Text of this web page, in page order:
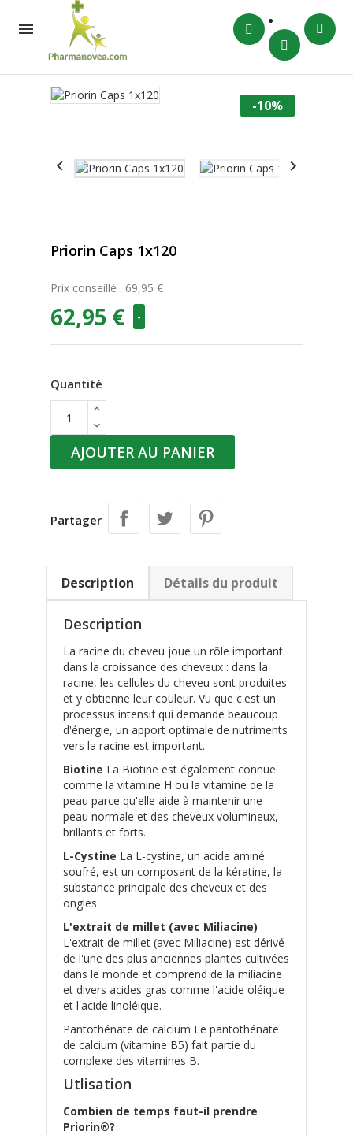

-10%
 
Priorin Caps 1x120
Prix conseillé : 69,95 €
62,95 € -
Quantité
AJOUTER AU PANIER
Partager
Description Détails du produit
Description
La racine du cheveu joue un rôle important
dans la croissance des cheveux : dans la
racine, les cellules du cheveu sont produites
et y obtienne leur couleur. Vu que c'est un
processus intensif qui demande beaucoup
d'énergie, un apport optimale de nutriments
vers la racine est important.
Biotine La Biotine est également connue
comme la vitamine H ou la vitamine de la
peau parce qu'elle aide à maintenir une
peau normale et des cheveux volumineux,
brillants et forts.
L-Cystine La L-cystine, un acide aminé
soufré, est un composant de la kératine, la
substance principale des cheveux et des
ongles.
L'extrait de millet (avec Miliacine)
L'extrait de millet (avec Miliacine) est dérivé
de l'une des plus anciennes plantes cultivées
dans le monde et comprend de la miliacine
et divers acides gras comme l'acide oléique
et l'acide linoléique.
Pantothénate de calcium Le pantothénate
de calcium (vitamine B5) fait partie du
complexe des vitamines B.
Utlisation
Combien de temps faut-il prendre
Priorin®?